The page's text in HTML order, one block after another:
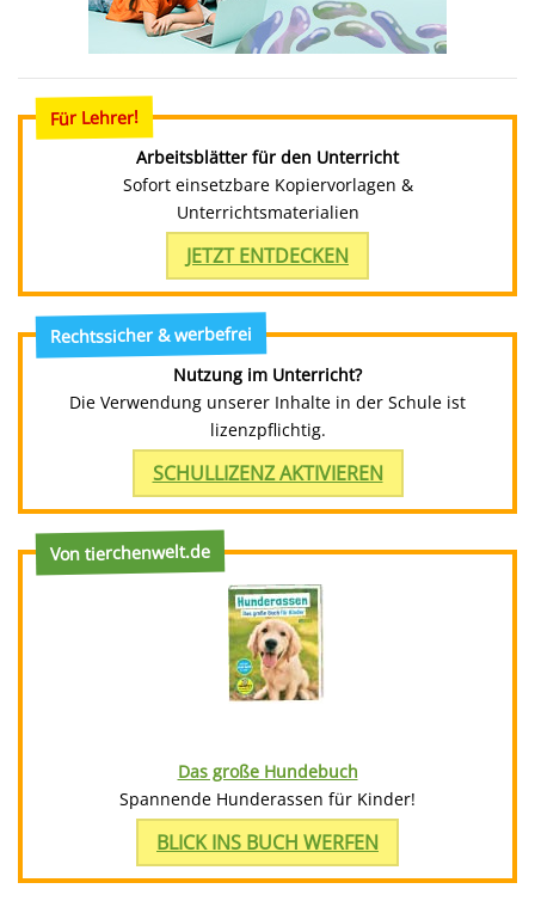
Für Lehrer!
Arbeitsblätter für den Unterricht
Sofort einsetzbare Kopiervorlagen &
Unterrichtsmaterialien
JETZT ENTDECKEN
Rechtssicher & werbefrei
Nutzung im Unterricht?
Die Verwendung unserer Inhalte in der Schule ist
lizenzpflichtig.
SCHULLIZENZ AKTIVIEREN
Von tierchenwelt.de
Das große Hundebuch
Spannende Hunderassen für Kinder!
BLICK INS BUCH WERFEN